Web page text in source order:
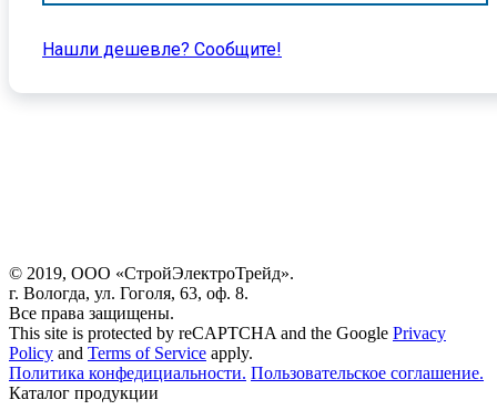
Нашли дешевле? Cообщите!
© 2019, ООО «СтройЭлектроТрейд».
г. Вологда, ул. Гоголя, 63, оф. 8.
Все права защищены.
This site is protected by reCAPTCHA and the Google Privacy
Policy and Terms of Service apply.
Политика конфедициальности. Пользовательское соглашение.
Каталог продукции